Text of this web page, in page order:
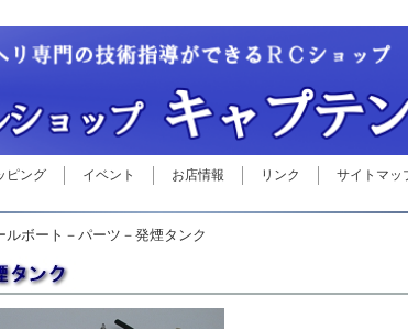
ピング イベント お店情報 リンク サイトマッ
ボート－パーツ－発煙タンク